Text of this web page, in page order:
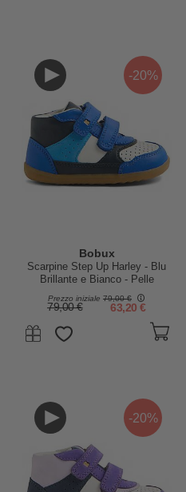
-20%
Bobux
Scarpine Step Up Harley - Blu
Brillante e Bianco - Pelle
Premium - Primi Passi
Prezzo iniziale 79,00 €
79,00 € 63,20 €
-20%